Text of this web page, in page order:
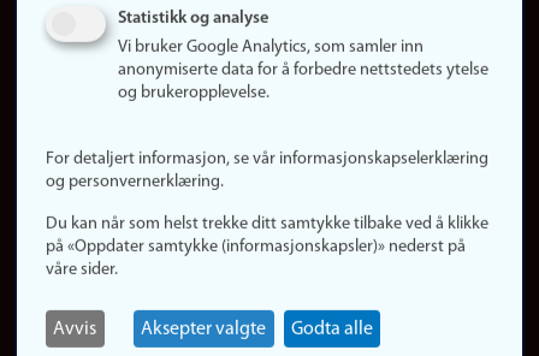
Om nettstedet
Informasjonskapsler
Personvern
Logg inn
Rediger din ansattside
Statistikk og analyse
Vi bruker Google Analytics, som samler inn
anonymiserte data for å forbedre nettstedets ytelse
og brukeropplevelse.
For detaljert informasjon, se vår informasjonskapselerklæring
og personvernerklæring.
Du kan når som helst trekke ditt samtykke tilbake ved å klikke
på «Oppdater samtykke (informasjonskapsler)» nederst på
våre sider.
Avvis Aksepter valgte Godta alle